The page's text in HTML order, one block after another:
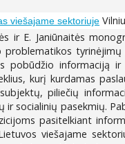
viešajame sektoriuje
ir E. Janiūnaitės
pobūdžio informaciją
kurį kurdamas
piliečių
socialinių pasekmių.
pasitelkiant
viešajame